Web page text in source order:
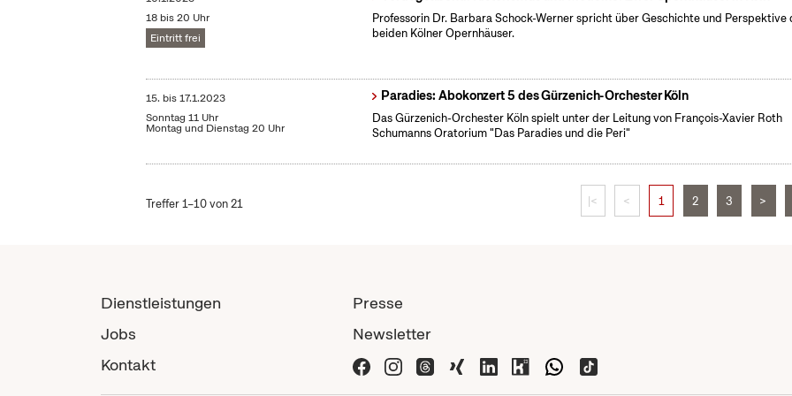
18 bis 20 Uhr
Eintritt frei
Professorin Dr. Barbara Schock-Werner spricht über Geschichte und Perspektive
beiden Kölner Opernhäuser.
15. bis17.1.2023
Sonntag 11 Uhr
Montag und Dienstag 20 Uhr
Paradies: Abokonzert 5 des Gürzenich-Orchester Köln
Das Gürzenich-Orchester Köln spielt unter der Leitung von François-Xavier Roth
Schumanns Oratorium "Das Paradies und die Peri"
Treffer 1–10 von 21 |< < 1 2 3 >
Dienstleistungen
Jobs
Kontakt
Presse
Newsletter